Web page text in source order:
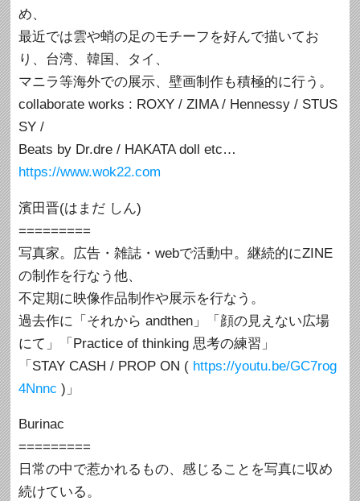
め、
最近では雲や蛸の足のモチーフを好んで描いてお
り、台湾、韓国、タイ、
マニラ等海外での展示、壁画制作も積極的に行う。
collaborate works : ROXY / ZIMA / Hennessy / STUS
SY /
Beats by Dr.dre / HAKATA doll etc…
https://www.wok22.com
濱田晋(はまだ しん)
=========
写真家。広告・雑誌・webで活動中。継続的にZINE
の制作を行なう他、
不定期に映像作品制作や展示を行なう。
過去作に「それから andthen」「顔の見えない広場
にて」「Practice of thinking 思考の練習」
「STAY CASH / PROP ON ( https://youtu.be/GC7rog
4Nnnc )」
Burinac
=========
日常の中で惹かれるもの、感じることを写真に収め
続けている。